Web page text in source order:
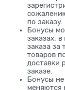
по заказу.
Бонусы
заказах,
заказа за
товаров
доставки
заказе.
Бонусы
меняются